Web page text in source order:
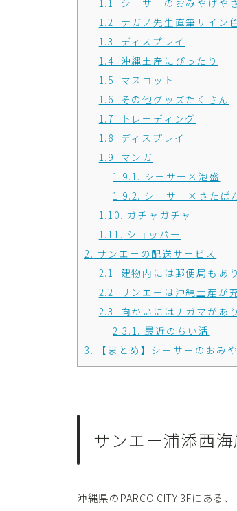
1.2. ナガノ先生直筆サイン
1.3. ディスプレイ
1.4. 沖縄土産にぴったり
1.5. マスコット
1.6. その他グッズたくさん
1.7. トレーディング
1.8. ディスプレイ
1.9. マンガ
1.9.1. シーサー×泡盛
1.9.2. シーサー×さたぱ
1.10. ガチャガチャ
1.11. ショッパー
2. サンエーの配送サービス
2.1. 建物内には郵便局もあ
2.2. サンエーは沖縄土産が
2.3. 向かいにはナガマがあ
2.3.1. 最近のちい活
3.
【まとめ】シーサーのおみ
サンエー浦添西海
沖縄県のPARCO CITY 3Fにある